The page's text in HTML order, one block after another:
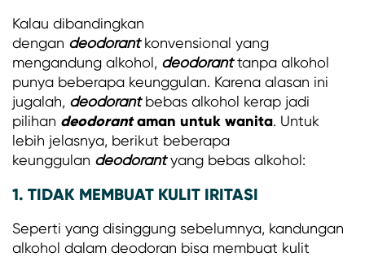
Kalau dibandingkan
dengan deodorantkonvensional yang
mengandung alkohol, deodoranttanpa alkohol
punya beberapa keunggulan. Karena alasan ini
jugalah, deodorantbebas alkohol kerap jadi
pilihan deodorantaman untuk wanita. Untuk
lebih jelasnya, berikut beberapa
keunggulan deodorantyang bebas alkohol:
1. TIDAK MEMBUAT KULIT IRITASI
Seperti yang disinggung sebelumnya, kandungan
alkohol dalam deodoran bisa membuat kulit